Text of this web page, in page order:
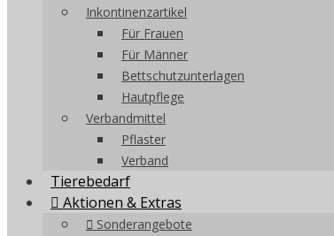
Inkontinenzartikel
Für Frauen
Für Männer
Bettschutzunterlagen
Hautpflege
Verbandmittel
Pflaster
Verband
Tierebedarf
Aktionen & Extras
Sonderangebote